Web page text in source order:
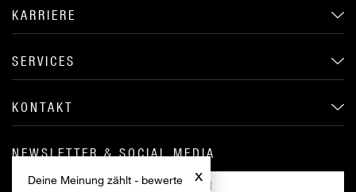
x
Deine Meinung zählt - bewerte
KARRIERE
SERVICES
KONTAKT
NEWSLETTER & SOCIAL MEDIA
ANMELDEN